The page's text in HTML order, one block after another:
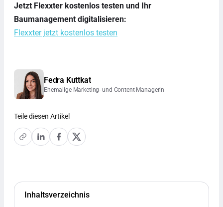
Inhaltsverzeichnis
Jetzt Flexxter kostenlos testen und Ihr
Baumanagement digitalisieren:
Flexxter jetzt kostenlos testen
Fedra Kuttkat
Ehemalige Marketing- und Content-Managerin
Teile diesen Artikel